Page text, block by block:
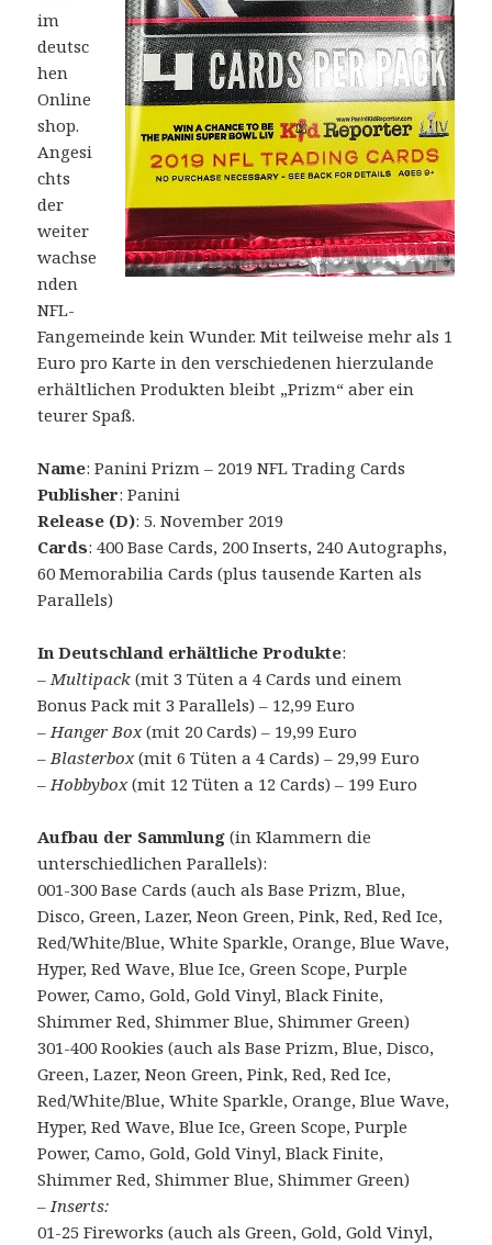
im
deutsc
hen
Online
shop.
Angesi
chts
der
weiter
wachse
nden
NFL-
Fangemeinde kein Wunder. Mit teilweise mehr als 1
Euro pro Karte in den verschiedenen hierzulande
erhältlichen Produkten bleibt „Prizm“ aber ein
teurer Spaß.
Name: Panini Prizm – 2019 NFL Trading Cards
Publisher: Panini
Release (D): 5. November 2019
Cards: 400 Base Cards, 200 Inserts, 240 Autographs,
60 Memorabilia Cards (plus tausende Karten als
Parallels)
In Deutschland erhältliche Produkte:
–Multipack (mit 3 Tüten a 4 Cards und einem
Bonus Pack mit 3 Parallels) – 12,99 Euro
–Hanger Box(mit 20 Cards) – 19,99 Euro
–Blasterbox(mit 6 Tüten a 4 Cards) – 29,99 Euro
–Hobbybox(mit 12 Tüten a 12 Cards) – 199 Euro
Aufbau der Sammlung (in Klammern die
unterschiedlichen Parallels):
001-300 Base Cards (auch als Base Prizm, Blue,
Disco, Green, Lazer, Neon Green, Pink, Red, Red Ice,
Red/White/Blue, White Sparkle, Orange, Blue Wave,
Hyper, Red Wave, Blue Ice, Green Scope, Purple
Power, Camo, Gold, Gold Vinyl, Black Finite,
Shimmer Red, Shimmer Blue, Shimmer Green)
301-400 Rookies (auch als Base Prizm, Blue, Disco,
Green, Lazer, Neon Green, Pink, Red, Red Ice,
Red/White/Blue, White Sparkle, Orange, Blue Wave,
Hyper, Red Wave, Blue Ice, Green Scope, Purple
Power, Camo, Gold, Gold Vinyl, Black Finite,
Shimmer Red, Shimmer Blue, Shimmer Green)
– Inserts:
01-25 Fireworks (auch als Green, Gold, Gold Vinyl,